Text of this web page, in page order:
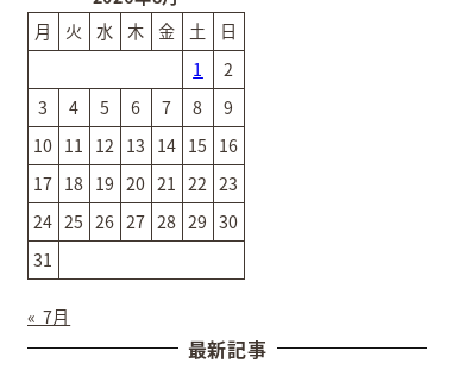
月
火 水 木 金 土
日
1
2
3
4 5 6 7 8
9
10 11 12 13 14 15 16
17 18 19 20 21 22 23
24 25 26 27 28 29 30
31
« 7月
最新記事